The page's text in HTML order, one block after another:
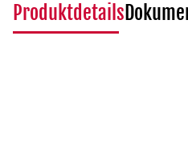
Produktdetails